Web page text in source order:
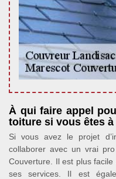
À qui faire appel
toiture si vous êtes à
Si vous avez le projet
collaborer avec un vrai
Couverture. Il est plus
ses services. Il est